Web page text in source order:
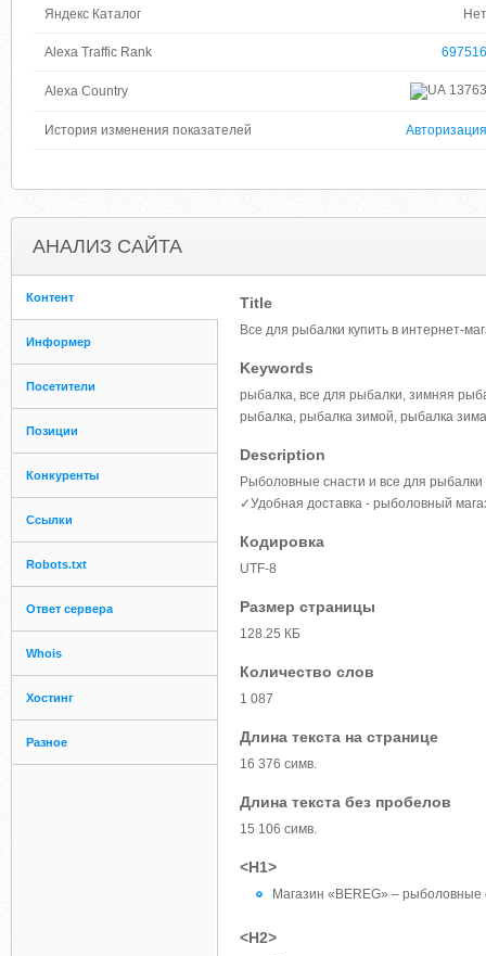
Яндекс Каталог Нет
Alexa Traffic Rank 697516
Alexa Country 13763
История изменения показателей Авторизация
АНАЛИЗ САЙТА
Контент
Информер
Посетители
Позиции
Конкуренты
Ссылки
Robots.txt
Ответ сервера
Whois
Хостинг
Разное
Title
Все для рыбалки купить в интернет-
Keywords
рыбалка, все для рыбалки, зимняя
рыбалка, рыбалка зимой, рыбалка
Description
Рыболовные снасти и все для
✓Удобная доставка - рыболовный
Кодировка
UTF-8
Размер страницы
128.25 КБ
Количество слов
1 087
Длина текста на странице
16 376 симв.
Длина текста без пробелов
15 106 симв.
<H1>
Магазин «BEREG» –
<H2>